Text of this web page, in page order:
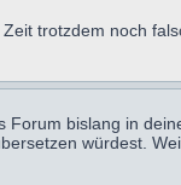
trotzdem noch
bislang in
würdest.